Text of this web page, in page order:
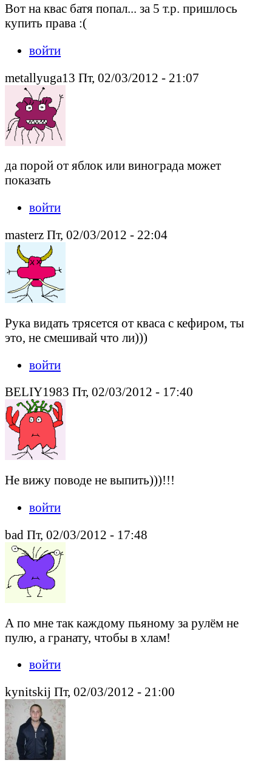
Вот на квас батя попал... за 5 т.р. пришлось
купить права :(
войти
metallyuga13 Пт, 02/03/2012 - 21:07
да порой от яблок или винограда может
показать
войти
masterz Пт, 02/03/2012 - 22:04
Рука видать трясется от кваса с кефиром, ты
это, не смешивай что ли)))
войти
BELIY1983 Пт, 02/03/2012 - 17:40
Не вижу поводе не выпить)))!!!
войти
bad Пт, 02/03/2012 - 17:48
А по мне так каждому пьяному за рулём не
пулю, а гранату, чтобы в хлам!
войти
kynitskij Пт, 02/03/2012 - 21:00